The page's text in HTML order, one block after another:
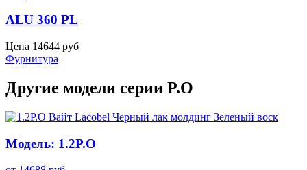
ALU 360 PL
Цена 14644 руб
Фурнитура
Другие модели серии P.O
Модель: 1.2P.O